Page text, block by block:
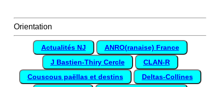
Orientation
Actualités NJ
ANRO(ranaise) France
J Bastien-Thiry Cercle
CLAN-R
Couscous paëllas et destins
Deltas-Collines